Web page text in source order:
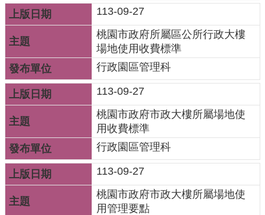
府
隱
權
政
策
網
站
安
全
政
策
113-09-27
桃園市政府所屬區公所行政大樓
場地使用收費標準
行政園區管理科
113-09-27
桃園市政府市政大樓所屬場地使
用收費標準
行政園區管理科
113-09-27
桃園市政府市政大樓所屬場地使
用管理要點